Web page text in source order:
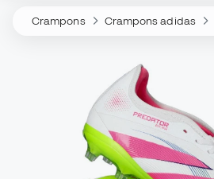
Crampons Crampons adidas